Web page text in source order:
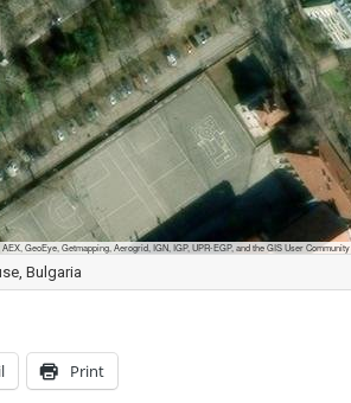
GeoEye, Getmapping, Aerogrid, IGN, IGP, UPR-EGP, and the GIS User Community
Bulgaria
Print